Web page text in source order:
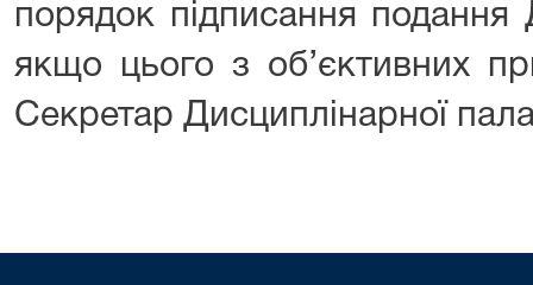
порядок підписання подання
якщо цього з об’єктивних
Секретар Дисциплінарної